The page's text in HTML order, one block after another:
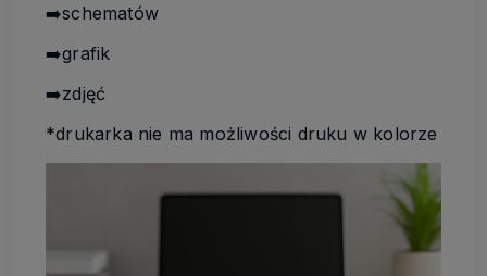
➡️schematów
➡️grafik
➡️zdjęć
*drukarka nie ma możliwości druku w kolorze